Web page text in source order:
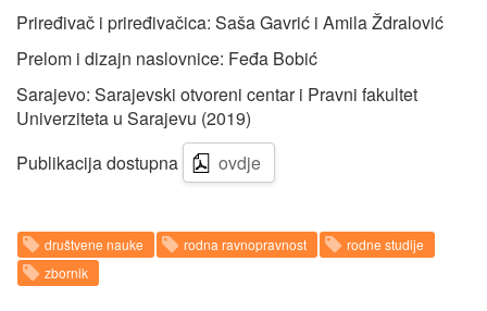
Priređivač i priređivačica: Saša Gavrić i Amila Ždralović
Prelom i dizajn naslovnice: Feđa Bobić
Sarajevo: Sarajevski otvoreni centar i Pravni fakultet
Univerziteta u Sarajevu (2019)
Publikacija dostupna
ovdje
društvene nauke rodna ravnopravnost
rodne studije
zbornik